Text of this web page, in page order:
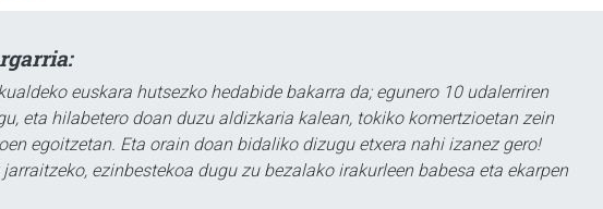
euskara hutsezko hedabide bakarra da; egunero 10 udalerriren
eta hilabetero doan duzu aldizkaria kalean, tokiko komertzioetan zein
egoitzetan. Eta orain doan bidaliko dizugu etxera nahi izanez gero!
ezinbestekoa dugu zu bezalako irakurleen babesa eta ekarpen